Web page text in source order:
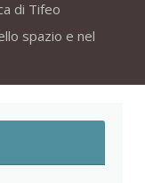
di Tifeo
spazio e nel